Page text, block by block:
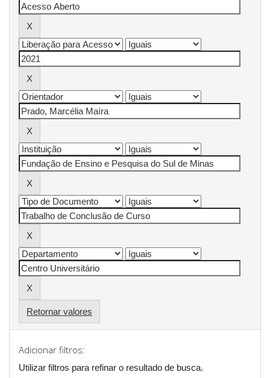
Retornar valores
Adicionar filtros:
Utilizar filtros para refinar o resultado de busca.